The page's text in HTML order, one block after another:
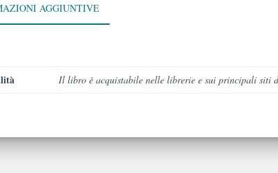
AGGIUNTIVE
Il libro è acquistabile nelle librerie e sui principali siti